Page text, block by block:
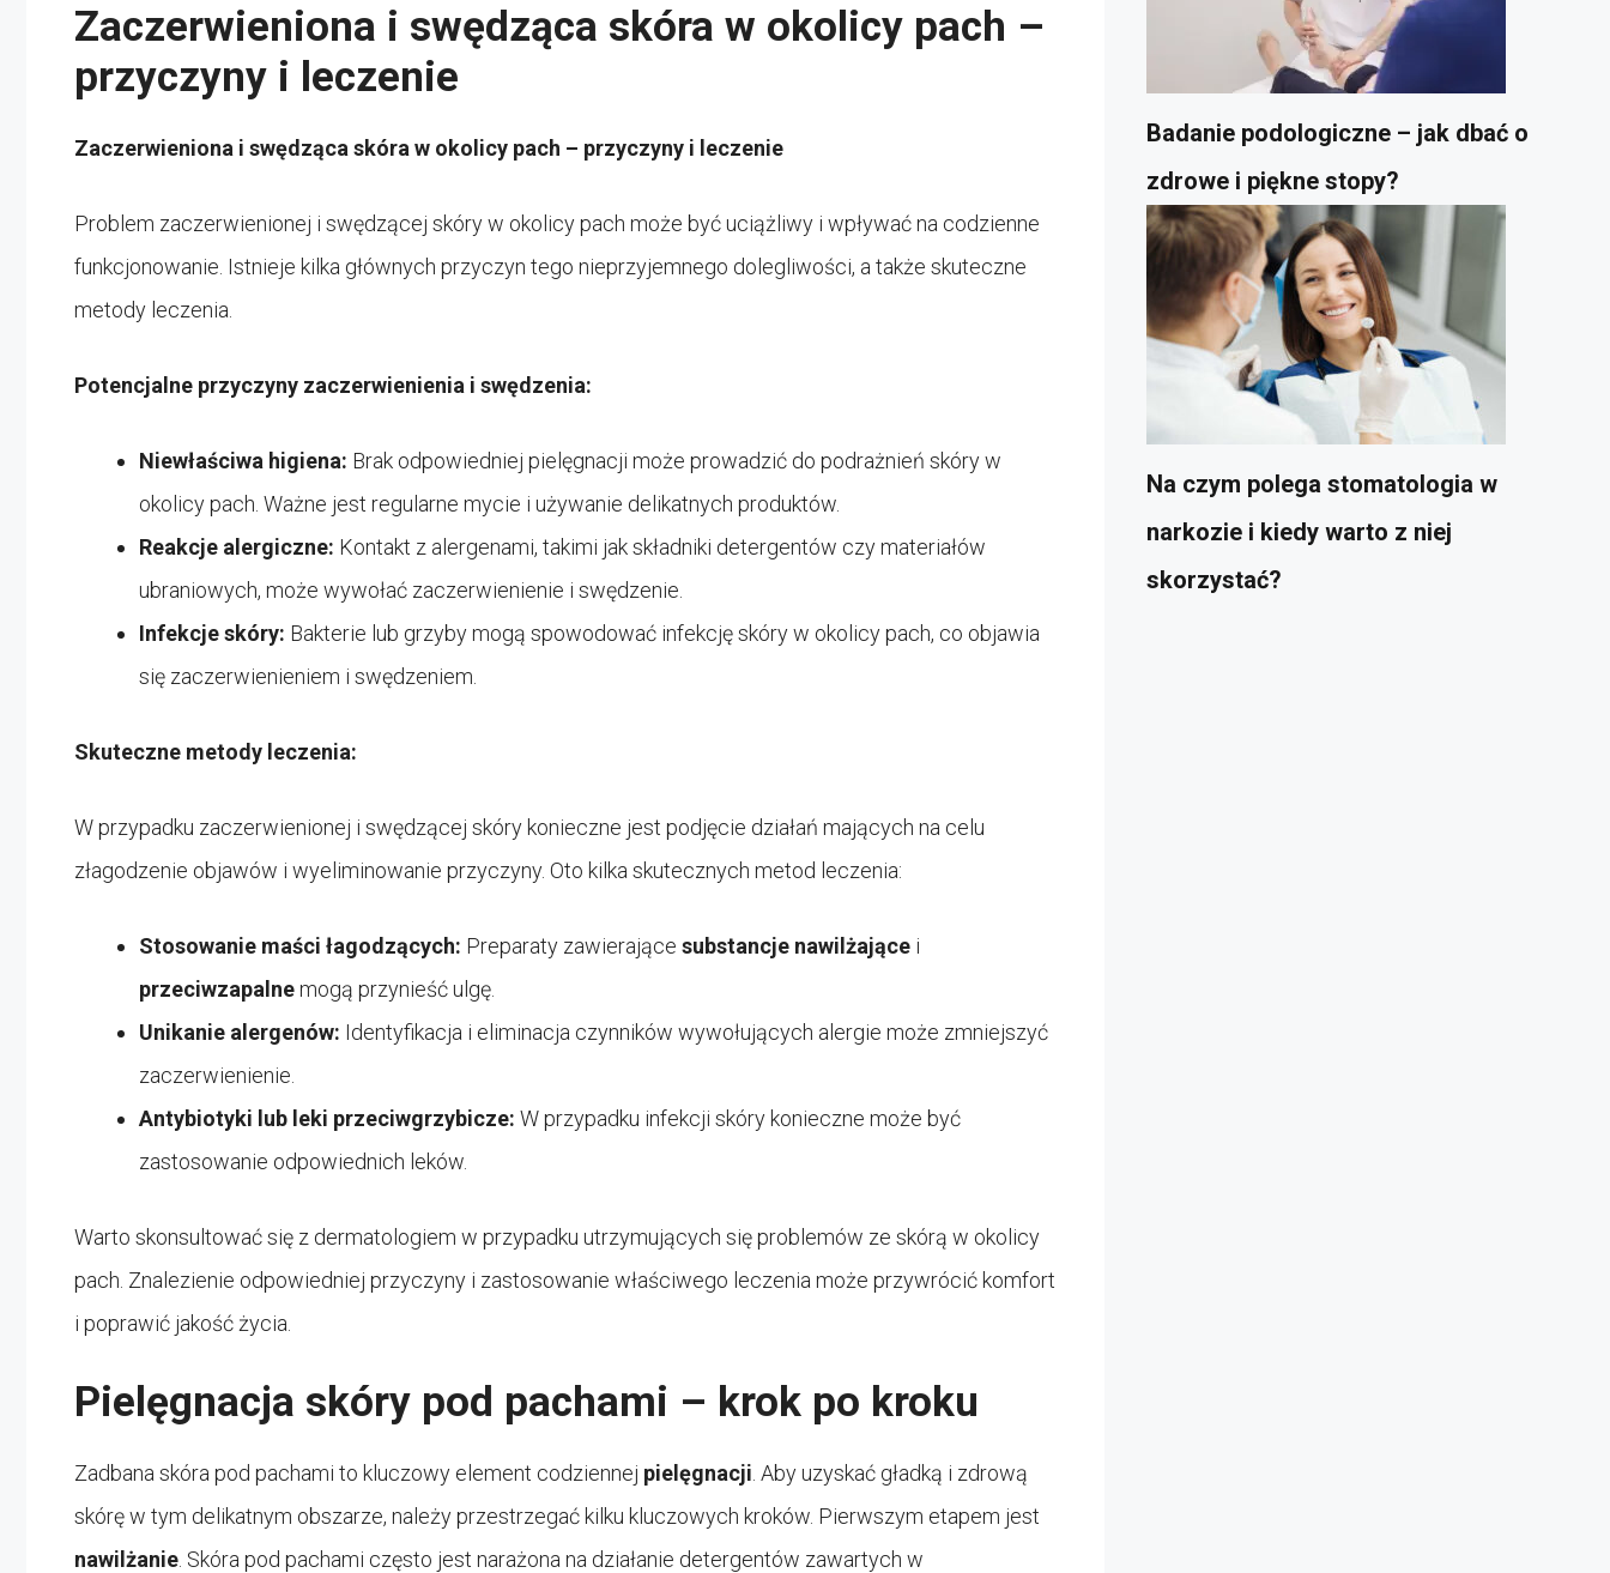
Zaczerwieniona i swędząca skóra w okolicy pach –
przyczyny i leczenie
Zaczerwieniona i swędząca skóra w okolicy pach – przyczyny i leczenie
Problem zaczerwienionej i swędzącej skóry w okolicy pach może być uciążliwy i wpływać na codzienne
funkcjonowanie. Istnieje kilka głównych przyczyn tego nieprzyjemnego dolegliwości, a także skuteczne
metody leczenia.
Potencjalne przyczyny zaczerwienienia i swędzenia:
Niewłaściwa higiena: Brak odpowiedniej pielęgnacji może prowadzić do podrażnień skóry w
okolicy pach. Ważne jest regularne mycie i używanie delikatnych produktów.
Reakcje alergiczne: Kontakt z alergenami, takimi jak składniki detergentów czy materiałów
ubraniowych, może wywołać zaczerwienienie i swędzenie.
Infekcje skóry: Bakterie lub grzyby mogą spowodować infekcję skóry w okolicy pach, co objawia
się zaczerwienieniem i swędzeniem.
Skuteczne metody leczenia:
W przypadku zaczerwienionej i swędzącej skóry konieczne jest podjęcie działań mających na celu
złagodzenie objawów i wyeliminowanie przyczyny. Oto kilka skutecznych metod leczenia:
Stosowanie maści łagodzących: Preparaty zawierające substancje nawilżające i
przeciwzapalnemogą przynieść ulgę.
Unikanie alergenów: Identyfikacja i eliminacja czynników wywołujących alergie może zmniejszyć
zaczerwienienie.
Antybiotyki lub leki przeciwgrzybicze: W przypadku infekcji skóry konieczne może być
zastosowanie odpowiednich leków.
Warto skonsultować się z dermatologiem w przypadku utrzymujących się problemów ze skórą w okolicy
pach. Znalezienie odpowiedniej przyczyny i zastosowanie właściwego leczenia może przywrócić komfort
i poprawić jakość życia.
Pielęgnacja skóry pod pachami – krok po kroku
Zadbana skóra pod pachami to kluczowy element codziennej pielęgnacji . Aby uzyskać gładką i zdrową
skórę w tym delikatnym obszarze, należy przestrzegać kilku kluczowych kroków. Pierwszym etapem jest
nawilżanie . Skóra pod pachami często jest narażona na działanie detergentów zawartych w
Badanie podologiczne – jak dbać o
zdrowe i piękne stopy?
Na czym polega stomatologia w
narkozie i kiedy warto z niej
skorzystać?